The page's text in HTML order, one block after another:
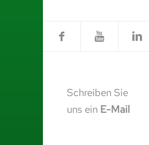
Schreiben Sie
uns ein E-Mail